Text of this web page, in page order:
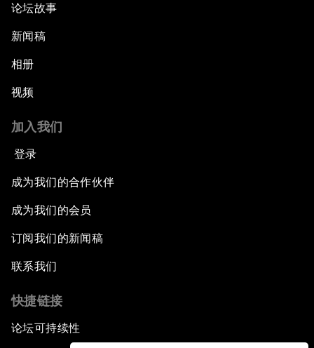
论坛故事
新闻稿
相册
视频
加入我们
登录
成为我们的合作伙伴
成为我们的会员
订阅我们的新闻稿
联系我们
快捷链接
论坛可持续性